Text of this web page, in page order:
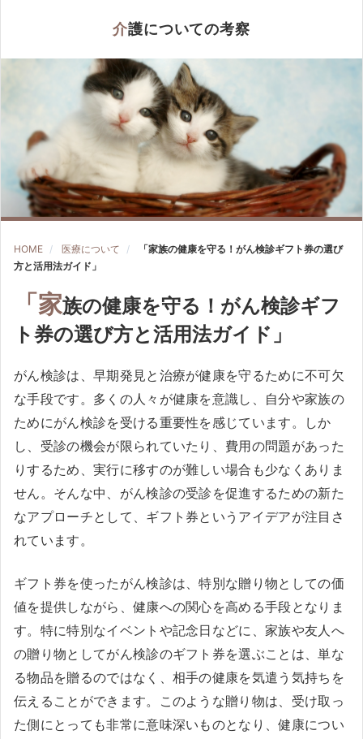
介護についての考察
HOME 医療について
「家族の健康を守る！がん検診ギフト券の選び
方と活用法ガイド」
「家族の健康を守る！がん検診ギフ
ト券の選び方と活用法ガイド」
がん検診は、早期発見と治療が健康を守るために不可欠
な手段です。多くの人々が健康を意識し、自分や家族の
ためにがん検診を受ける重要性を感じています。しか
し、受診の機会が限られていたり、費用の問題があった
りするため、実行に移すのが難しい場合も少なくありま
せん。そんな中、がん検診の受診を促進するための新た
なアプローチとして、ギフト券というアイデアが注目さ
れています。
ギフト券を使ったがん検診は、特別な贈り物としての価
値を提供しながら、健康への関心を高める手段となりま
す。特に特別なイベントや記念日などに、家族や友人へ
の贈り物としてがん検診のギフト券を選ぶことは、単な
る物品を贈るのではなく、相手の健康を気遣う気持ちを
伝えることができます。このような贈り物は、受け取っ
た側にとっても非常に意味深いものとなり、健康につい